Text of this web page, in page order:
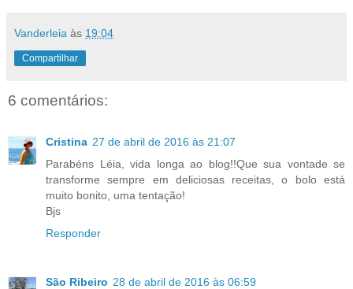
Vanderleia às 19:04
Compartilhar
6 comentários:
Cristina 27 de abril de 2016 às 21:07
Parabéns Léia, vida longa ao blog!!Que sua vontade se
transforme sempre em deliciosas receitas, o bolo está
muito bonito, uma tentação!
Bjs
Responder
São Ribeiro 28 de abril de 2016 às 06:59